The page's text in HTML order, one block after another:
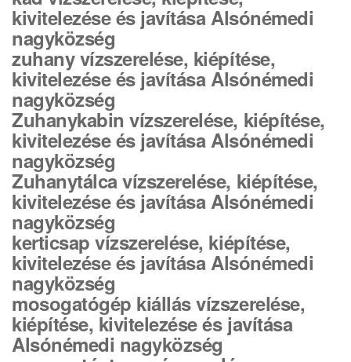
kivitelezése és javítása Alsónémedi
nagyközség
zuhany vízszerelése, kiépítése,
kivitelezése és javítása Alsónémedi
nagyközség
Zuhanykabin vízszerelése, kiépítése,
kivitelezése és javítása Alsónémedi
nagyközség
Zuhanytálca vízszerelése, kiépítése,
kivitelezése és javítása Alsónémedi
nagyközség
kerticsap vízszerelése, kiépítése,
kivitelezése és javítása Alsónémedi
nagyközség
mosogatógép kiállás vízszerelése,
kiépítése, kivitelezése és javítása
Alsónémedi nagyközség